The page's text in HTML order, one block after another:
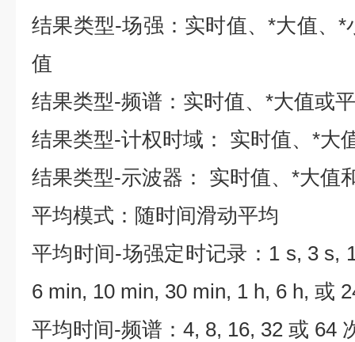
结果类型-场强：实时值、*大值、
值
结果类型-频谱：实时值、*大值或
结果类型-计权时域： 实时值、*大
结果类型-示波器： 实时值、*大值
平均模式：随时间滑动平均
平均时间-场强定时记录：1 s, 3 s,
6 min, 10 min, 30 min, 1 h, 6 h, 或
平均时间-频谱：4, 8, 16, 32 或 64